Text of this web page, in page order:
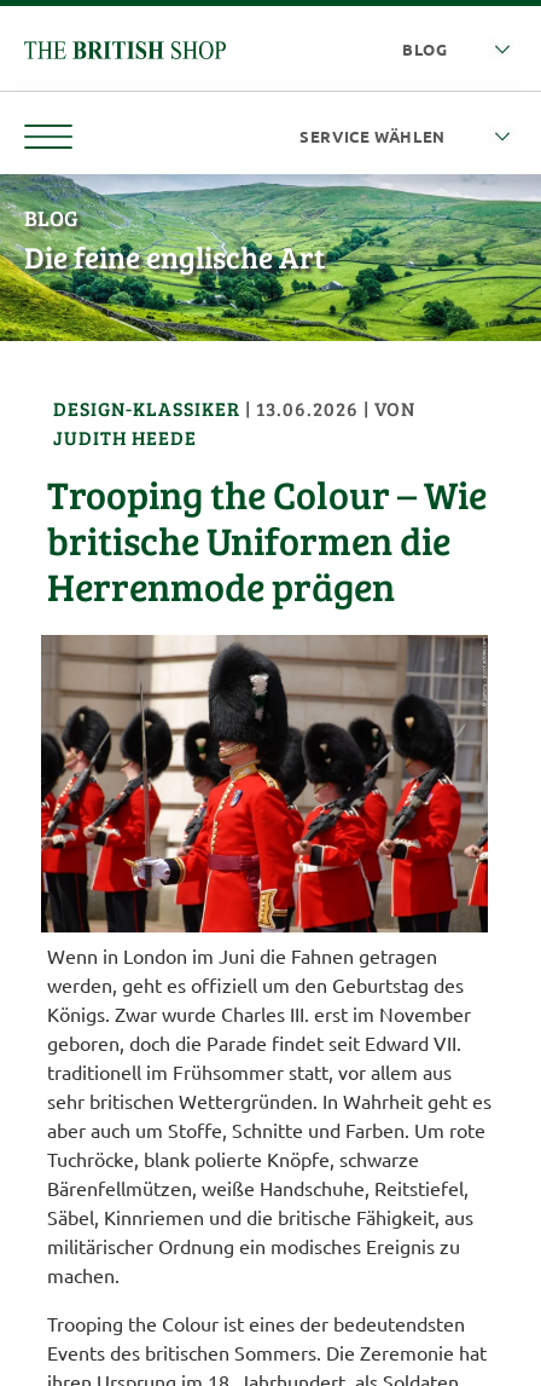
BLOG
Die feine englische Art
DESIGN-KLASSIKER | 13.06.2026 | VON
JUDITH HEEDE
Trooping the Colour – Wie
britische Uniformen die
Herrenmode prägen
Wenn in London im Juni die Fahnen getragen
werden, geht es offiziell um den Geburtstag des
Königs. Zwar wurde Charles III. erst im November
geboren, doch die Parade findet seit Edward VII.
traditionell im Frühsommer statt, vor allem aus
sehr britischen Wettergründen. In Wahrheit geht es
aber auch um Stoffe, Schnitte und Farben. Um rote
Tuchröcke, blank polierte Knöpfe, schwarze
Bärenfellmützen, weiße Handschuhe, Reitstiefel,
Säbel, Kinnriemen und die britische Fähigkeit, aus
militärischer Ordnung ein modisches Ereignis zu
machen.
Trooping the Colour ist eines der bedeutendsten
Events des britischen Sommers. Die Zeremonie hat